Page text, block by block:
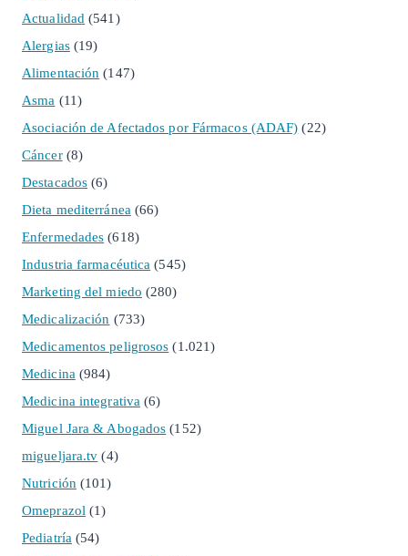
Actualidad (541)
Alergias(19)
Alimentación (147)
Asma (11)
Asociación de Afectados por Fármacos (ADAF) (22)
Cáncer(8)
Destacados (6)
Dieta mediterránea (66)
Enfermedades (618)
Industria farmacéutica (545)
Marketing del miedo (280)
Medicalización (733)
Medicamentos peligrosos (1.021)
Medicina (984)
Medicina integrativa (6)
Miguel Jara & Abogados (152)
migueljara.tv (4)
Nutrición (101)
Omeprazol (1)
Pediatría (54)